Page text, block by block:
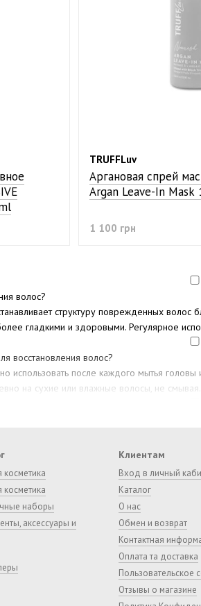
волос?
структуру поврежденных волос
гладкими и здоровыми. Регулярное
восстановления волос?
использовать после каждого мытья
на сухие или влажные волосы, не
поврежденную структуру.
TRUFFLuv
Аргановая спрей
Argan Leave-In Mask
1 100 грн
косметика
наборы
аксессуары и
Клиентам
Вход в личный
Каталог
О нас
Обмен и возврат
Контактная
Оплата та доставка
Пользовательское
Отзывы о магазине